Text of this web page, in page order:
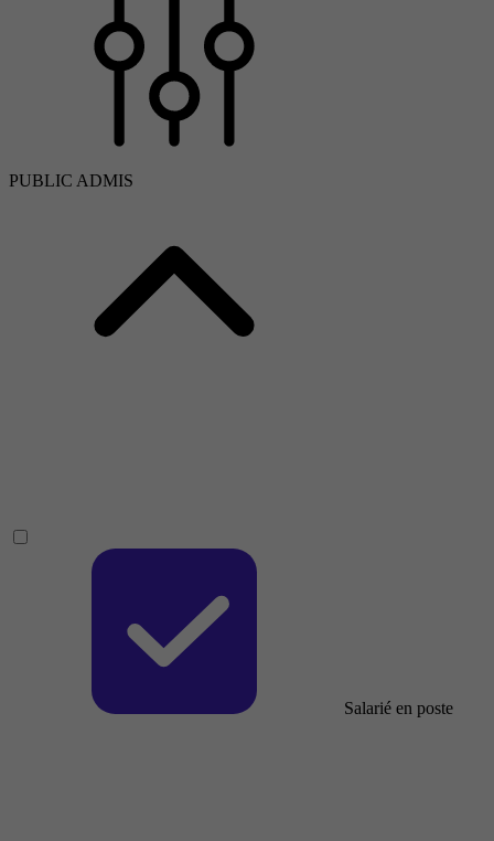
PUBLIC ADMIS
Salarié en poste